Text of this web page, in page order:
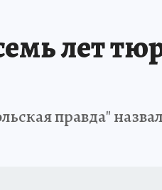
лет
правда"